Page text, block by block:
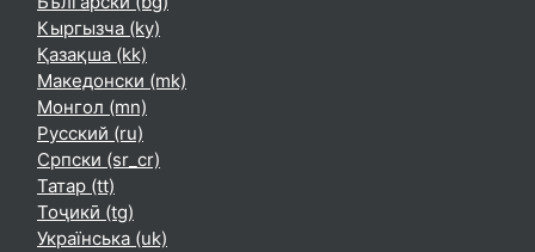
Кыргызча ‎(ky)‎
Қазақша ‎(kk)‎
Македонски ‎(mk)‎
Монгол ‎(mn)‎
Русский ‎(ru)‎
Српски ‎(sr_cr)‎
Татар ‎(tt)‎
Тоҷикӣ ‎(tg)‎
Українська ‎(uk)‎